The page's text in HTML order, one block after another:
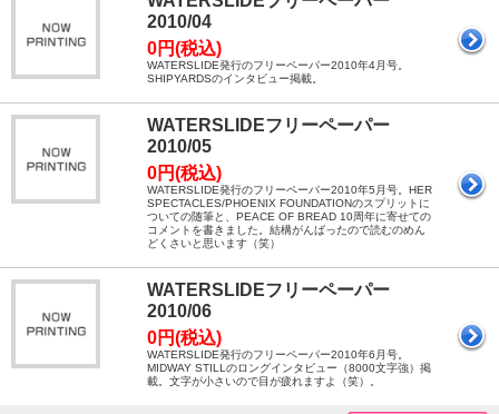
2010/04
0円(税込)
WATERSLIDE発行のフリーペーパー2010年4月号。
SHIPYARDSのインタビュー掲載。
WATERSLIDEフリーペーパー
2010/05
0円(税込)
WATERSLIDE発行のフリーペーパー2010年5月号。HER
SPECTACLES/PHOENIX FOUNDATIONのスプリットに
ついての随筆と、PEACE OF BREAD 10周年に寄せての
コメントを書きました。結構がんばったので読むのめん
どくさいと思います（笑）
WATERSLIDEフリーペーパー
2010/06
0円(税込)
WATERSLIDE発行のフリーペーパー2010年6月号。
MIDWAY STILLのロングインタビュー（8000文字強）掲
載。文字が小さいので目が疲れますよ（笑）。